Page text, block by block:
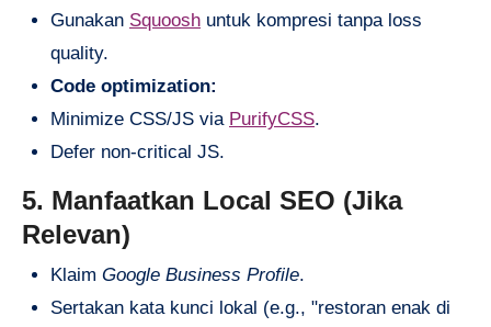
Gunakan Squoosh untuk kompresi tanpa loss
quality.
Code optimization:
Minimize CSS/JS via PurifyCSS.
Defer non-critical JS.
5. Manfaatkan Local SEO (Jika
Relevan)
Klaim Google Business Profile.
Sertakan kata kunci lokal (e.g., "restoran enak di